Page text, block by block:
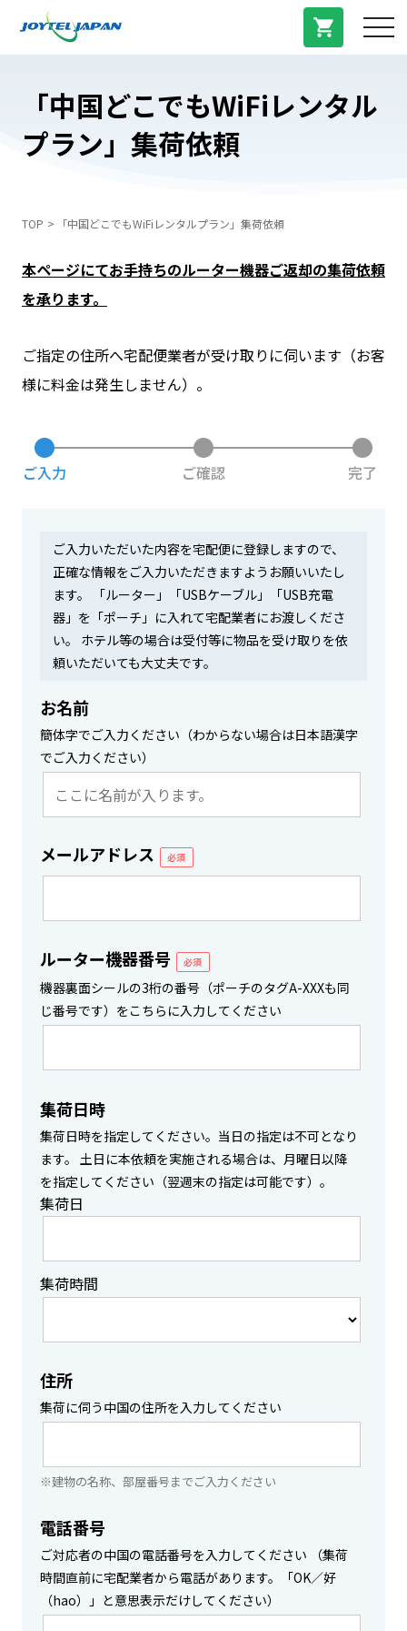
お問い合わせ
ログイン
WiFiレンタルプランお申し込み
料金プラン
よくある質問
法人登録
「中国どこでもWiFiレンタル
プラン」集荷依頼
TOP 「中国どこでもWiFiレンタルプラン」集荷依頼
本ページにてお手持ちのルーター機器ご返却の集荷依頼
を承ります。
ご指定の住所へ宅配便業者が受け取りに伺います（お客
様に料金は発生しません）。
ご入力 ご確認 完了
ご入力いただいた内容を宅配便に登録しますので、
正確な情報をご入力いただきますようお願いいたし
ます。 「ルーター」「USBケーブル」「USB充電
器」を「ポーチ」に入れて宅配業者にお渡しくださ
い。 ホテル等の場合は受付等に物品を受け取りを依
頼いただいても大丈夫です。
お名前
簡体字でご入力ください（わからない場合は日本語漢字
でご入力ください）
メールアドレス 必須
ルーター機器番号 必須
機器裏面シールの3桁の番号（ポーチのタグA-XXXも同
じ番号です）をこちらに入力してください
集荷日時
集荷日時を指定してください。当日の指定は不可となり
ます。 土日に本依頼を実施される場合は、月曜日以降
を指定してください（翌週末の指定は可能です）。
集荷日
集荷時間
住所
集荷に伺う中国の住所を入力してください
※建物の名称、部屋番号までご入力ください
電話番号
ご対応者の中国の電話番号を入力してください （集荷
時間直前に宅配業者から電話があります。「OK／好
（hao）」と意思表示だけしてください）